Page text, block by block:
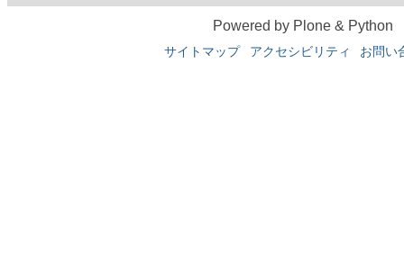
Powered by Plone & Python
サイトマップ アクセシビリティ お問い